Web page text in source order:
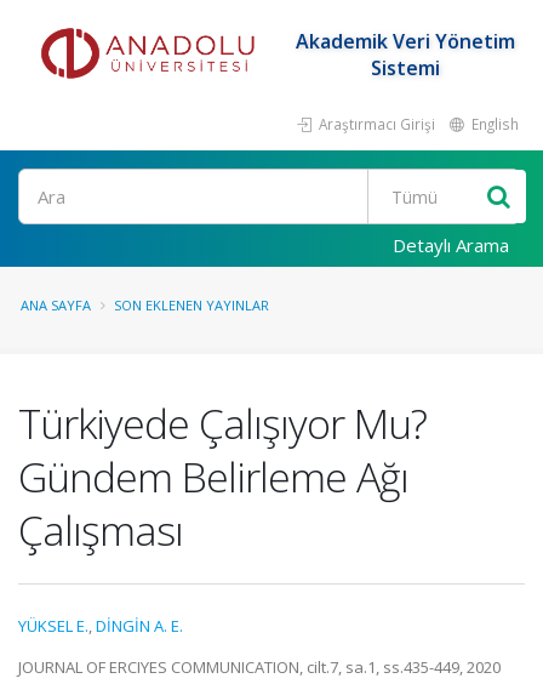
Akademik Veri Yönetim
Sistemi
Araştırmacı Girişi English
Ara
Detaylı Arama
ANA SAYFA SON EKLENEN YAYINLAR
Türkiyede Çalışıyor Mu?
Gündem Belirleme Ağı
Çalışması
YÜKSEL E.,DİNGİN A. E.
JOURNAL OF ERCIYES COMMUNICATION, cilt.7, sa.1, ss.435-449, 2020